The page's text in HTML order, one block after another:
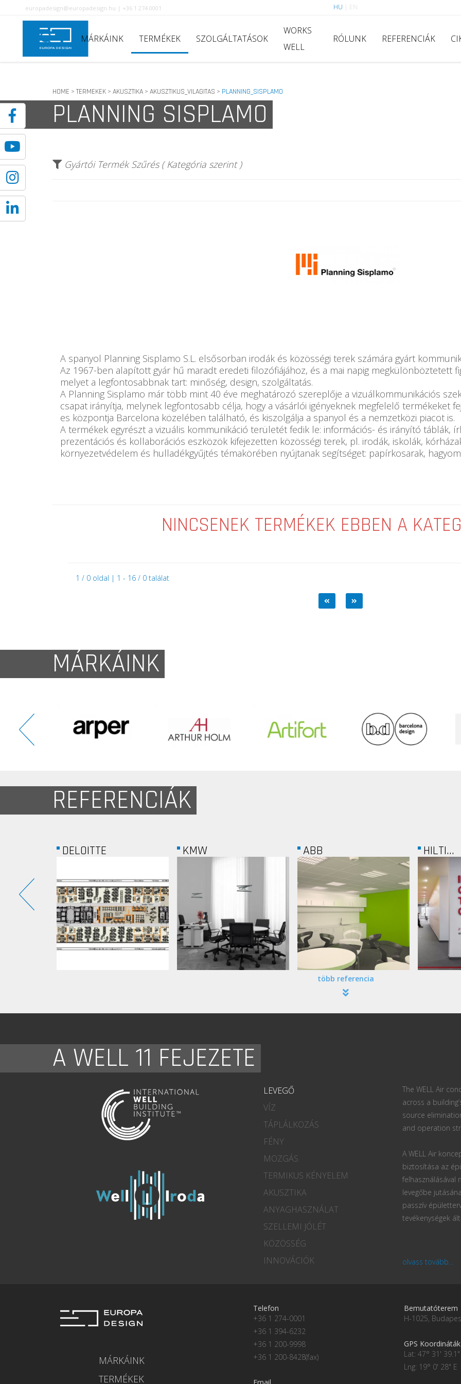
europadesign@europadesign.hu | +36 1 274 0001 HU EN
MÁRKÁINK TERMÉKEK SZOLGÁLTATÁSOK
WORKS
WELL
RÓLUNK REFERENCIÁK
HOME > TERMEKEK > AKUSZTIKA > AKUSZTIKUS_VILAGITAS > PLANNING_SISPLAMO
PLANNING SISPLAMO
Gyártói Termék Szűrés ( Kategória szerint )
A spanyol Planning Sisplamo S.L. elsősorban irodák és közösségi terek számára gyárt
Az 1967-ben alapított gyár hű maradt eredeti filozófiájához, és a mai napig megkülönböztetett
melyet a legfontosabbnak tart: minőség, design, szolgáltatás.
A Planning Sisplamo már több mint 40 éve meghatározó szereplője a vizuálkommunikációs
csapat irányítja, melynek legfontosabb célja, hogy a vásárlói igényeknek megfelelő termékeket
es központja Barcelona közelében található, és kiszolgálja a spanyol és a nemzetközi piacot is.
A termékek egyrészt a vizuális kommunikáció területét fedik le: információs- és irányító táblák,
prezentációs és kollaborációs eszközök kifejezetten közösségi terek, pl. irodák, iskolák,
környezetvédelem és hulladékgyűjtés témakörében nyújtanak segítséget: papírkosarak,
NINCSENEK TERMÉKEK EBBEN A
1 / 0 oldal | 1 - 16 / 0 találat
MÁRKÁINK
REFERENCIÁK
KMW ABB HILTI...
több referencia
A WELL 11 FEJEZETE
LEVEGŐ
VÍZ
TÁPLÁLKOZÁS
FÉNY
MOZGÁS
TERMIKUS KÉNYELEM
AKUSZTIKA
ANYAGHASZNÁLAT
SZELLEMI JÓLÉT
KÖZÖSSÉG
INNOVÁCIÓK
The WELL Air
across a
source
and operation
A WELL Air
biztosítása az
felhasználásával
levegőbe
passzív
tevékenységek
olvass tovább...
MÁRKÁINK
TERMÉKEK
Telefon
+36 1 274-0001
+36 1 394-6232
+36 1 200-9998
+36 1 200-8428(fax)
Bemutatóterem
H-1025,
GPS Koordináták
Lat: 47° 31'
Lng: 19° 0' 28" E